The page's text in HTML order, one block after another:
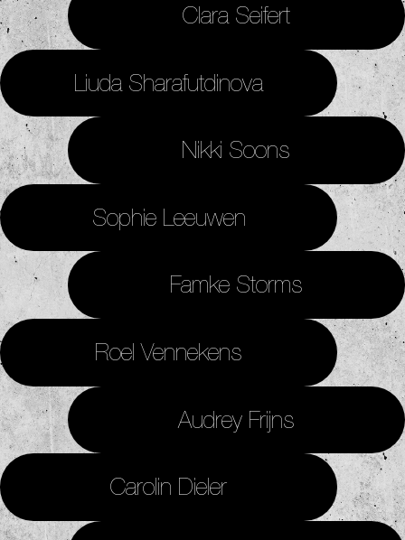
Clara Seifert
Liuda Sharafutdinova
Nikki Soons
Sophie Leeuwen
Famke Storms
Roel Vennekens
Audrey Frijns
Carolin Dieler